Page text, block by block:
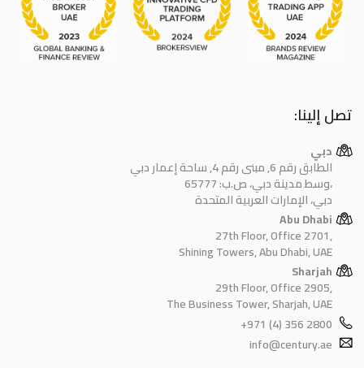
تصل إلينا:
دبي
الطابق رقم 6, مبنى رقم 4, ساحة إعمار دبي
وسط مدينة دبي، ص.ب: 65777،
دبي، الإمارات العربية المتحدة
Abu Dhabi
27th Floor, Office 2701,
Shining Towers, Abu Dhabi, UAE
Sharjah
29th Floor, Office 2905,
The Business Tower, Sharjah, UAE
+971 (4) 356 2800
info@century.ae